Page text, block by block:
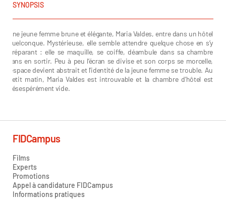
SYNOPSIS
Une jeune femme brune et élégante, Maria Valdes, entre dans un hôtel
quelconque. Mystérieuse, elle semble attendre quelque chose en s’y
préparant : elle se maquille, se coiffe, déambule dans sa chambre
sans en sortir. Peu à peu l’écran se divise et son corps se morcelle,
l’espace devient abstrait et l’identité de la jeune femme se trouble. Au
petit matin, Maria Valdes est introuvable et la chambre d’hôtel est
désespérément vide.
FIDCampus
Films
Experts
Promotions
Appel à candidature FIDCampus
Informations pratiques